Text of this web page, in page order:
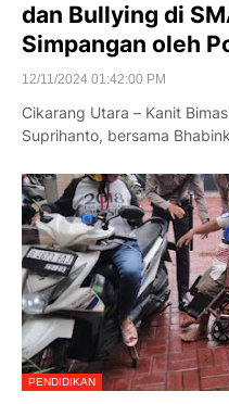
dan Bullying di
Simpangan oleh
12/11/2024 01:42:00 PM
Cikarang Utara – Kanit
Suprihanto, bersama
PENDIDIKAN